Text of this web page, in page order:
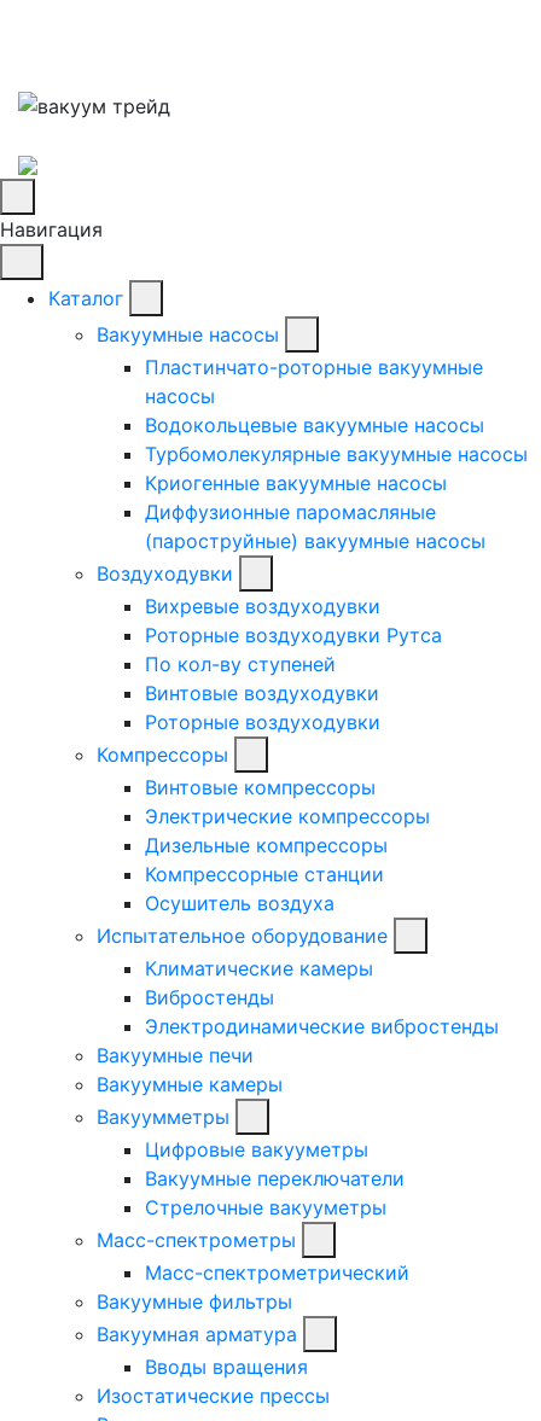
Навигация
Каталог
Вакуумные насосы
Пластинчато-роторные вакуумные
насосы
Водокольцевые вакуумные насосы
Турбомолекулярные вакуумные насосы
Криогенные вакуумные насосы
Диффузионные паромасляные
(пароструйные) вакуумные насосы
Воздуходувки
Вихревые воздуходувки
Роторные воздуходувки Рутса
По кол-ву ступеней
Винтовые воздуходувки
Роторные воздуходувки
Компрессоры
Винтовые компрессоры
Электрические компрессоры
Дизельные компрессоры
Компрессорные станции
Осушитель воздуха
Испытательное оборудование
Климатические камеры
Вибростенды
Электродинамические вибростенды
Вакуумные печи
Вакуумные камеры
Вакуумметры
Цифровые вакууметры
Вакуумные переключатели
Стрелочные вакууметры
Масс-спектрометры
Масс-спектрометрический
Вакуумные фильтры
Вакуумная арматура
Вводы вращения
Изостатические прессы